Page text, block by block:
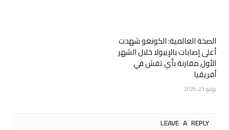
الصحة العالمية: الكونغو شهدت
أعلى إصابات بالإيبولا خلال الشهر
الأول مقارنة بأي تفش في
أفريقيا
يونيو 23, 2026
LEAVE A REPLY